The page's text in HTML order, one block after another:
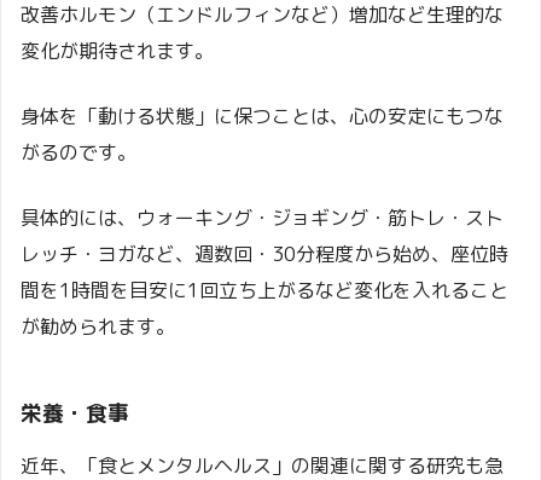
改善ホルモン（エンドルフィンなど）増加など生理的な
変化が期待されます。
身体を「動ける状態」に保つことは、心の安定にもつな
がるのです。
具体的には、ウォーキング・ジョギング・筋トレ・スト
レッチ・ヨガなど、週数回・30分程度から始め、座位時
間を1時間を目安に1回立ち上がるなど変化を入れること
が勧められます。
栄養・食事
近年、「食とメンタルヘルス」の関連に関する研究も急